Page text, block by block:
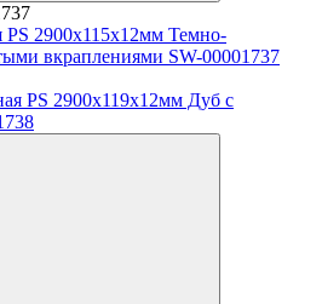
PS 2900х115х12мм Темно-
вкраплениями SW-00001737